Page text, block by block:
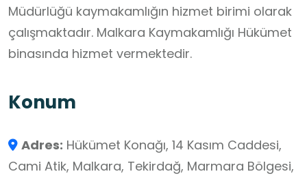
Müdürlüğü kaymakamlığın hizmet birimi olarak
çalışmaktadır. Malkara Kaymakamlığı Hükümet
binasında hizmet vermektedir.
Konum
Adres: Hükümet Konağı, 14 Kasım Caddesi,
Cami Atik, Malkara, Tekirdağ, Marmara Bölgesi,